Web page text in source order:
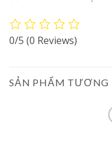
0/5 (0 Reviews)
SẢN PHẨM TƯƠNG